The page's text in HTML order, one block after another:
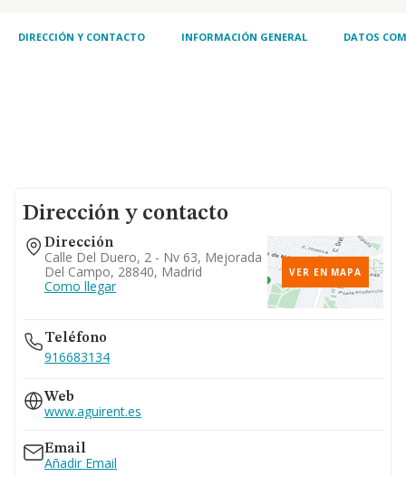
DIRECCIÓN Y CONTACTO INFORMACIÓN GENERAL DATOS
Dirección y contacto
Dirección
Calle Del Duero, 2 - Nv 63, Mejorada
Del Campo, 28840, Madrid
Como llegar
VER EN MAPA
Teléfono
916683134
Web
www.aguirent.es
Email
Añadir Email